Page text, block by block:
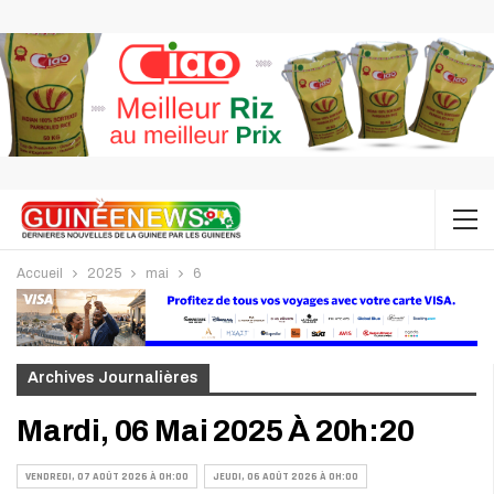
Accueil 2025 mai 6
Archives Journalières
Mardi, 06 Mai 2025 À 20h:20
VENDREDI, 07 AOÛT 2026 À 0H:00 JEUDI, 06 AOÛT 2026 À 0H:00